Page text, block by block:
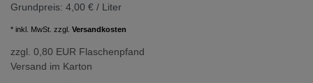
Grundpreis: 4,00 € / Liter
* inkl. MwSt. zzgl. Versandkosten
zzgl. 0,80 EUR Flaschenpfand
Versand im Karton